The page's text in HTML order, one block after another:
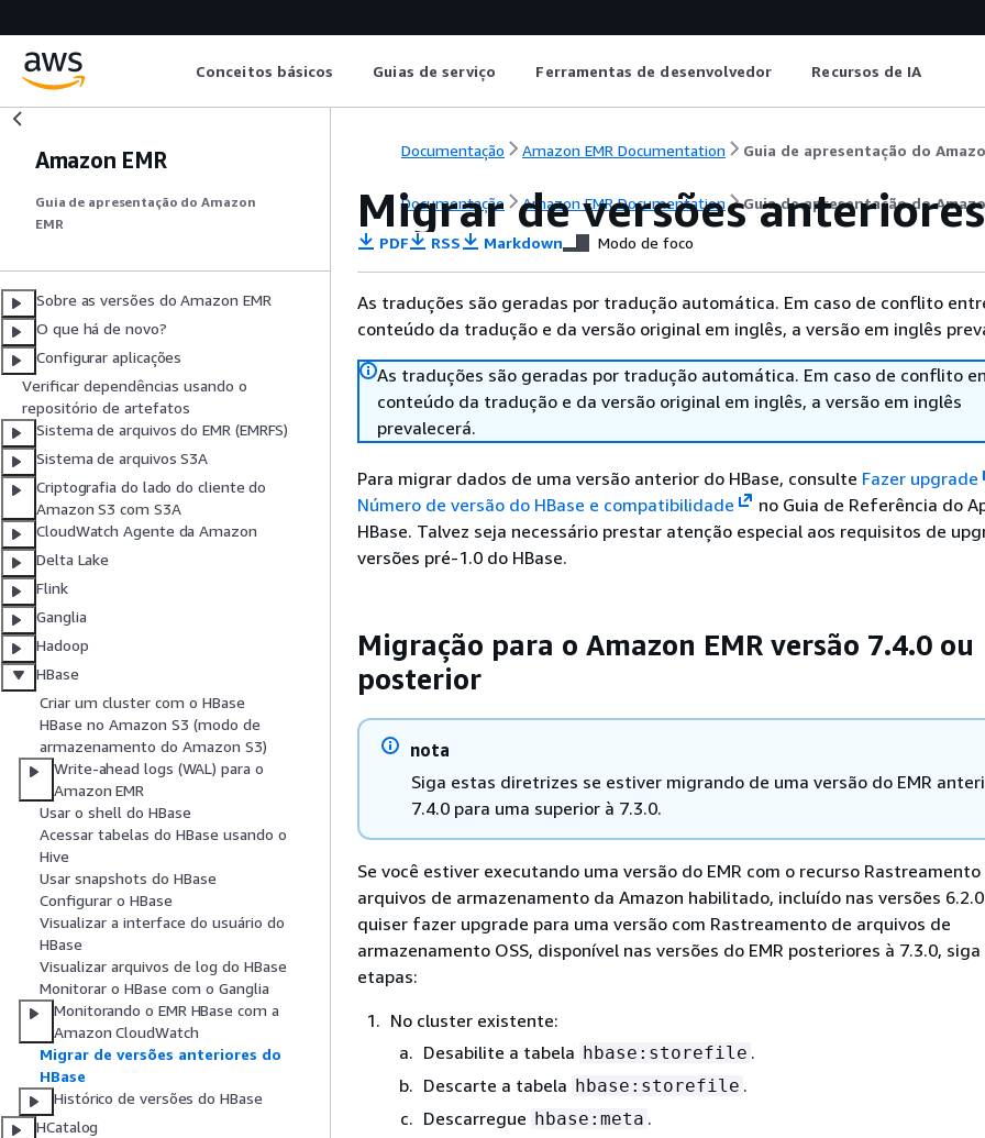
Conceitos básicos Guias de serviço Ferramentas de desenvolvedor Recursos de IA
Amazon EMR
Guia de apresentação do Amazon
EMR
Sobre as versões do Amazon EMR
O que há de novo?
Configurar aplicações
Verificar dependências usando o
repositório de artefatos
Sistema de arquivos do EMR (EMRFS)
Sistema de arquivos S3A
Criptografia do lado do cliente do
Amazon S3 com S3A
CloudWatch Agente da Amazon
Delta Lake
Flink
Ganglia
Hadoop
HBase
Criar um cluster com o HBase
HBase no Amazon S3 (modo de
armazenamento do Amazon S3)
Write-ahead logs (WAL) para o
Amazon EMR
Usar o shell do HBase
Acessar tabelas do HBase usando o
Hive
Usar snapshots do HBase
Configurar o HBase
Visualizar a interface do usuário do
HBase
Visualizar arquivos de log do HBase
Monitorar o HBase com o Ganglia
Monitorando o EMR HBase com a
Amazon CloudWatch
Migrar de versões anteriores do
HBase
Histórico de versões do HBase
HCatalog
Documentação Amazon EMR Documentation Guia de apresentação do
Documentação Amazon EMR Documentation Guia de apresentação do
Migrar de versões
PDF RSS Markdown Modo de foco
As traduções são geradas por tradução automática. Em caso de conflito
conteúdo da tradução e da versão original em inglês, a versão em inglês
As traduções são geradas por tradução automática. Em caso de conflito
conteúdo da tradução e da versão original em inglês, a versão em inglês
prevalecerá.
Para migrar dados de uma versão anterior do HBase, consulte Fazer upgrade
Número de versão do HBase e compatibilidade
no Guia de Referência do
HBase. Talvez seja necessário prestar atenção especial aos requisitos de
versões pré-1.0 do HBase.
Migração para o Amazon EMR versão 7.4.0 ou
posterior
nota
Siga estas diretrizes se estiver migrando de uma versão do EMR
7.4.0 para uma superior à 7.3.0.
Se você estiver executando uma versão do EMR com o recurso Rastreamento
arquivos de armazenamento da Amazon habilitado, incluído nas versões 6.2.0
quiser fazer upgrade para uma versão com Rastreamento de arquivos de
armazenamento OSS, disponível nas versões do EMR posteriores à 7.3.0,
etapas:
No cluster existente:
Desabilite a tabela hbase:storefile .
Descarte a tabela hbase:storefile .
Descarregue hbase:meta .